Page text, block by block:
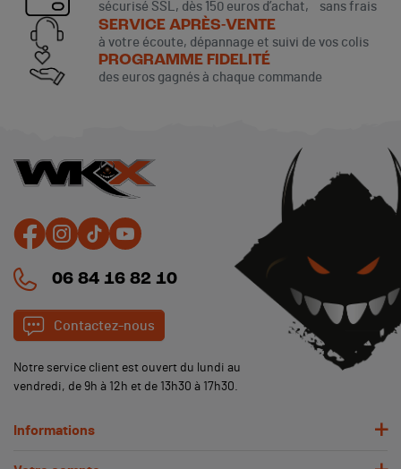
sécurisé SSL, dès 150 euros d’achat, sans frais
SERVICE APRÈS-VENTE
à votre écoute, dépannage et suivi de vos colis
PROGRAMME FIDELITÉ
des euros gagnés à chaque commande
06 84 16 82 10
Contactez-nous
Notre service client est ouvert du lundi au
vendredi, de 9h à 12h et de 13h30 à 17h30.
Informations